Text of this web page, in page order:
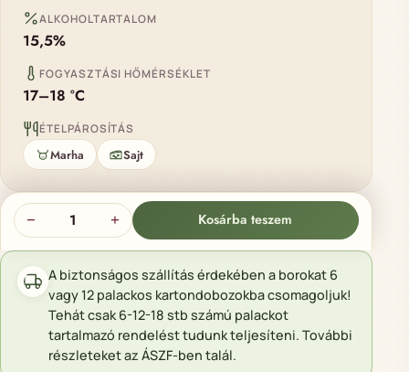
ALKOHOLTARTALOM
15,5%
FOGYASZTÁSI HŐMÉRSÉKLET
17–18 °C
ÉTELPÁROSÍTÁS
Marha Sajt
Corpus delicti 5+1 mennyiség
− + Kosárba teszem
A biztonságos szállítás érdekében a borokat 6
vagy 12 palackos kartondobozokba csomagoljuk!
Tehát csak 6-12-18 stb számú palackot
tartalmazó rendelést tudunk teljesíteni. További
részleteket az ÁSZF-ben talál.